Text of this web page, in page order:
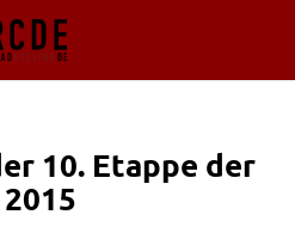
10. Etappe der